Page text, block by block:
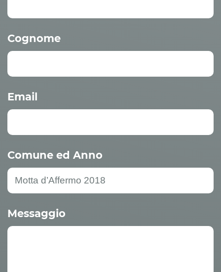
Cognome
Email
Comune ed Anno
Messaggio